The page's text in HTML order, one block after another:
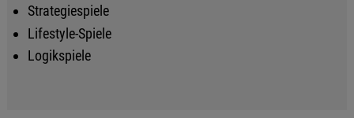
Strategiespiele
Lifestyle-Spiele
Logikspiele